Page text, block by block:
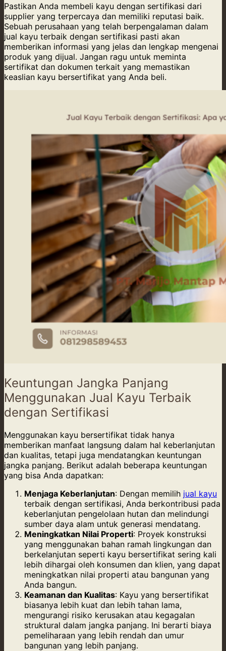
Pastikan Anda membeli kayu dengan sertifikasi dari
supplier yang terpercaya dan memiliki reputasi baik.
Sebuah perusahaan yang telah berpengalaman dalam
jual kayu terbaik dengan sertifikasi pasti akan
memberikan informasi yang jelas dan lengkap mengenai
produk yang dijual. Jangan ragu untuk meminta
sertifikat dan dokumen terkait yang memastikan
keaslian kayu bersertifikat yang Anda beli.
Keuntungan Jangka Panjang
Menggunakan Jual Kayu Terbaik
dengan Sertifikasi
Menggunakan kayu bersertifikat tidak hanya
memberikan manfaat langsung dalam hal keberlanjutan
dan kualitas, tetapi juga mendatangkan keuntungan
jangka panjang. Berikut adalah beberapa keuntungan
yang bisa Anda dapatkan:
Menjaga Keberlanjutan: Dengan memilih jual kayu
terbaik dengan sertifikasi, Anda berkontribusi pada
keberlanjutan pengelolaan hutan dan melindungi
sumber daya alam untuk generasi mendatang.
Meningkatkan Nilai Properti: Proyek konstruksi
yang menggunakan bahan ramah lingkungan dan
berkelanjutan seperti kayu bersertifikat sering kali
lebih dihargai oleh konsumen dan klien, yang dapat
meningkatkan nilai properti atau bangunan yang
Anda bangun.
Keamanan dan Kualitas: Kayu yang bersertifikat
biasanya lebih kuat dan lebih tahan lama,
mengurangi risiko kerusakan atau kegagalan
struktural dalam jangka panjang. Ini berarti biaya
pemeliharaan yang lebih rendah dan umur
bangunan yang lebih panjang.